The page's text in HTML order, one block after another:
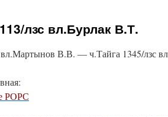
лзс вл.Бурлак В.Т.
В.В. — ч.Тайга 1345/лзс
РОРС